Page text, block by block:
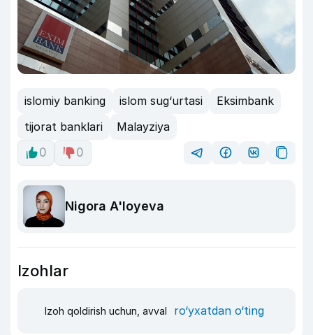
islomiy banking islom sug‘urtasi
Eksimbank
tijorat banklari
Malayziya
0
0
Nigora A'loyeva
Izohlar
Izoh qoldirish uchun, avval ro‘yxatdan o‘ting